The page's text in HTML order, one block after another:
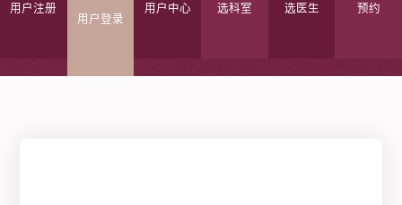
用户注册
用户登录
用户中心 选科室 选医生 预约